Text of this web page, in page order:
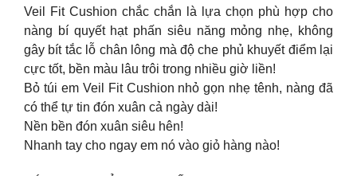
Veil Fit Cushion chắc chắn là lựa chọn phù hợp cho
nàng bí quyết hạt phấn siêu năng mỏng nhẹ, không
gây bít tắc lỗ chân lông mà độ che phủ khuyết điểm lại
cực tốt, bền màu lâu trôi trong nhiều giờ liền!
Bỏ túi em Veil Fit Cushion nhỏ gọn nhẹ tênh, nàng đã
có thể tự tin đón xuân cả ngày dài!
Nền bền đón xuân siêu hên!
Nhanh tay cho ngay em nó vào giỏ hàng nào!